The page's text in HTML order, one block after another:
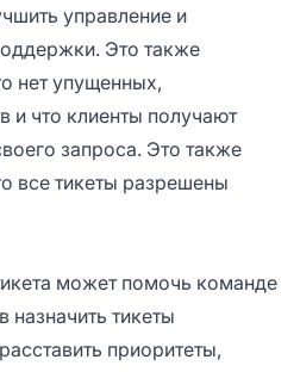
управление и
Это также
нет упущенных,
и что клиенты получают
запроса. Это также
все тикеты разрешены
может помочь команде
назначить тикеты
приоритеты,